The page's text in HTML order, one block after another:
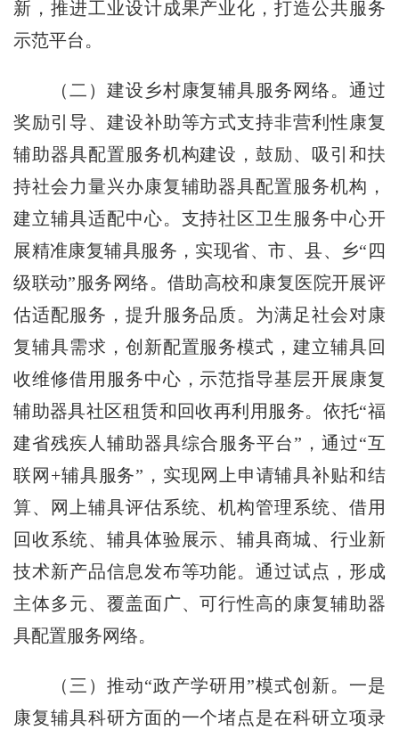
新，推进工业设计成果产业化，打造公共服务
示范平台。
（二）建设乡村康复辅具服务网络。通过
奖励引导、建设补助等方式支持非营利性康复
辅助器具配置服务机构建设，鼓励、吸引和扶
持社会力量兴办康复辅助器具配置服务机构，
建立辅具适配中心。支持社区卫生服务中心开
展精准康复辅具服务，实现省、市、县、乡“四
级联动”服务网络。借助高校和康复医院开展评
估适配服务，提升服务品质。为满足社会对康
复辅具需求，创新配置服务模式，建立辅具回
收维修借用服务中心，示范指导基层开展康复
辅助器具社区租赁和回收再利用服务。依托“福
建省残疾人辅助器具综合服务平台”，通过“互
联网+辅具服务”，实现网上申请辅具补贴和结
算、网上辅具评估系统、机构管理系统、借用
回收系统、辅具体验展示、辅具商城、行业新
技术新产品信息发布等功能。通过试点，形成
主体多元、覆盖面广、可行性高的康复辅助器
具配置服务网络。
（三）推动“政产学研用”模式创新。一是
康复辅具科研方面的一个堵点是在科研立项录